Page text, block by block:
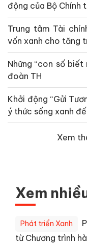
động của Bộ Chính
Trung tâm Tài
vốn xanh cho tăng
Những “con số
đoàn TH
Khởi động “Gửi
ý thức sống xanh
Xem
Xem
Phát triển Xanh
từ Chương trình